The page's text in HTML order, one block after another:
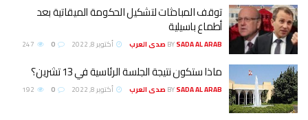
توقف المباحثات لتشكيل الحكومة الميقاتية بعد
أطماع باسيلية
BYSADA AL ARAB صدى العرب أكتوبر 8, 2022
ماذا ستكون نتيجة الجلسة الرئاسية في 13 تشرين؟
BYSADA AL ARAB صدى العرب أكتوبر 8, 2022